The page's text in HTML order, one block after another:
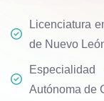
Licenciatura
de Nuevo
Autónoma de